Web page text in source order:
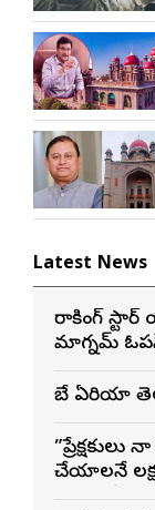
Latest News
రాకింగ్ స్టార్
మాగ్నమ్
బే ఏరియా
చేయాలనే